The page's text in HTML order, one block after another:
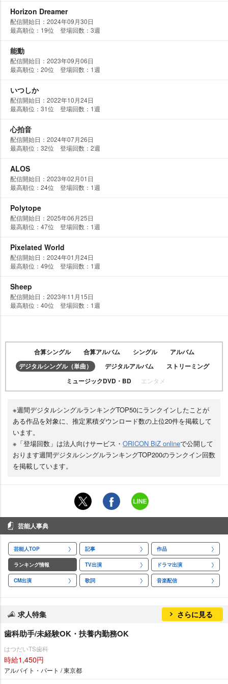
Horizon Dreamer
配信開始日：2024年09月30日
最高順位：19位 登場回数：3週
能動
配信開始日：2023年09月06日
最高順位：20位 登場回数：1週
いつしか
配信開始日：2022年10月24日
最高順位：31位 登場回数：1週
心拍音
配信開始日：2024年07月26日
最高順位：32位 登場回数：2週
ALOS
配信開始日：2023年02月01日
最高順位：24位 登場回数：1週
Polytope
配信開始日：2025年06月25日
最高順位：47位 登場回数：1週
Pixelated World
配信開始日：2024年01月24日
最高順位：49位 登場回数：1週
Sheep
配信開始日：2023年11月15日
最高順位：40位 登場回数：1週
合算シングル 合算アルバム シングル
アルバム
デジタルシングル（単曲）
デジタルアルバム
ストリーミング
ミュージックDVD・BD
エンタメ
※週間デジタルシングルランキングTOP50にランクインしたことが
ある作品を対象に、推定累積ダウンロード数の上位20件を掲載して
います。
※「登場回数」は法人向けサービス・ ORICON BiZ onlineで公開して
おります週間デジタルシングルランキングTOP200のランクイン回数
を掲載しています。
芸能人事典
芸能人TOP 記事 作品
ランキング情報 TV出演 ドラマ出演
CM出演 歌詞 音楽配信
求人特集 さらに見る
歯科助手/未経験OK・扶養内勤務OK
はつだいTS歯科
時給1,450円
アルバイト・パート / 東京都